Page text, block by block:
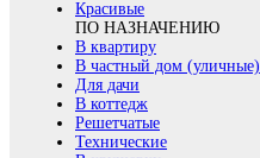
Красивые
ПО НАЗНАЧЕНИЮ
В квартиру
В частный дом (уличные)
Для дачи
В коттедж
Решетчатые
Технические